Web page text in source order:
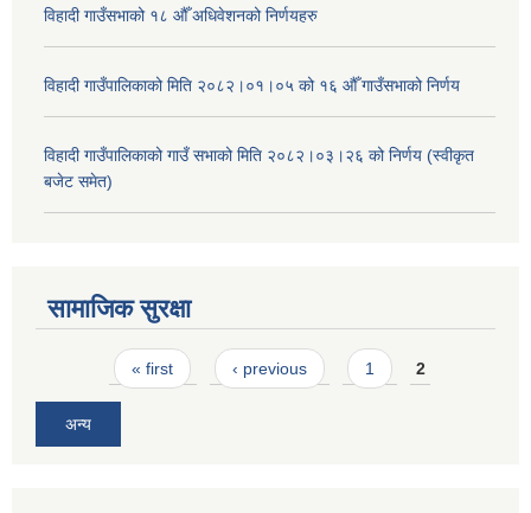
विहादी गाउँसभाको १८ औँ अधिवेशनको निर्णयहरु
विहादी गाउँपालिकाको मिति २०८२।०१।०५ को १६ औँ गाउँसभाको निर्णय
विहादी गाउँपालिकाको गाउँ सभाको मिति २०८२।०३।२६ को निर्णय (स्वीकृत
बजेट समेत)
सामाजिक सुरक्षा
Pages« first ‹ previous 1 2
अन्य